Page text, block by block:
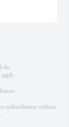
the
apply.
redistribution without